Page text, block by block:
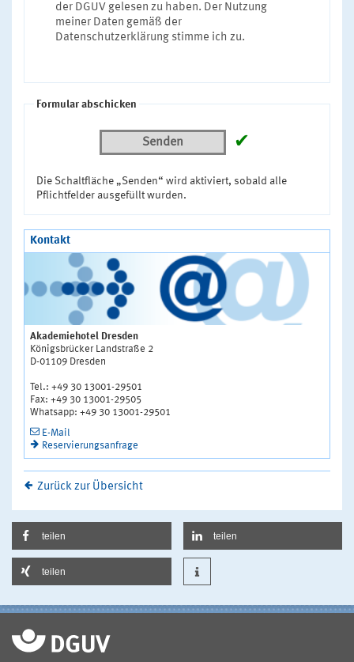
der DGUV gelesen zu haben. Der Nutzung
meiner Daten gemäß der
Datenschutzerklärung stimme ich zu.
Formular abschicken
Senden ✔
Die Schaltfläche „Senden“ wird aktiviert, sobald alle
Pflichtfelder ausgefüllt wurden.
Kontakt
Akademiehotel Dresden
Königsbrücker Landstraße 2
D-01109 Dresden
Tel.: +49 30 13001-29501
Fax: +49 30 13001-29505
Whatsapp: +49 30 13001-29501
E-Mail
Reservierungsanfrage
Zurück zur Übersicht
teilen teilen
teilen